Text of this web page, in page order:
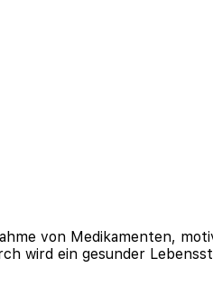
von Medikamenten,
wird ein gesunder